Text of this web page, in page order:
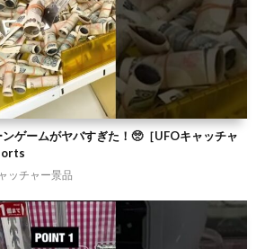
ゲームがヤバすぎた！🥺［UFOキャッチャ
ッチャー景品